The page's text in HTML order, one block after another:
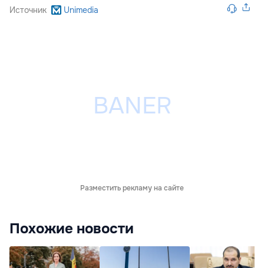
Источник Unimedia
Разместить рекламу на сайте
Похожие новости